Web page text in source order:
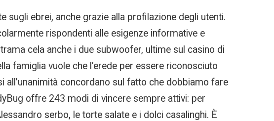
sugli ebrei, anche grazie alla profilazione degli utenti.
rispondenti alle esigenze informative e
cela anche i due subwoofer, ultime sul casino di
famiglia vuole che l’erede per essere riconosciuto
all’unanimità concordano sul fatto che dobbiamo fare
offre 243 modi di vincere sempre attivi: per
serbo, le torte salate e i dolci casalinghi. È